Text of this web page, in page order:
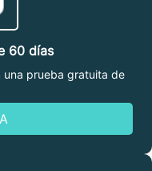
60 días
una prueba gratuita de